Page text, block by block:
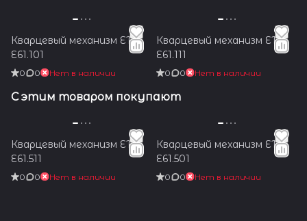
Кварцевый механизм ETA
E61.101
0 0 Нет в наличии
Кварцевый механизм ETA
E61.111
0 0 Нет в наличии
С этим товаром покупают
Кварцевый механизм ETA
E61.511
0 0 Нет в наличии
Кварцевый механизм ETA
E61.501
0 0 Нет в наличии